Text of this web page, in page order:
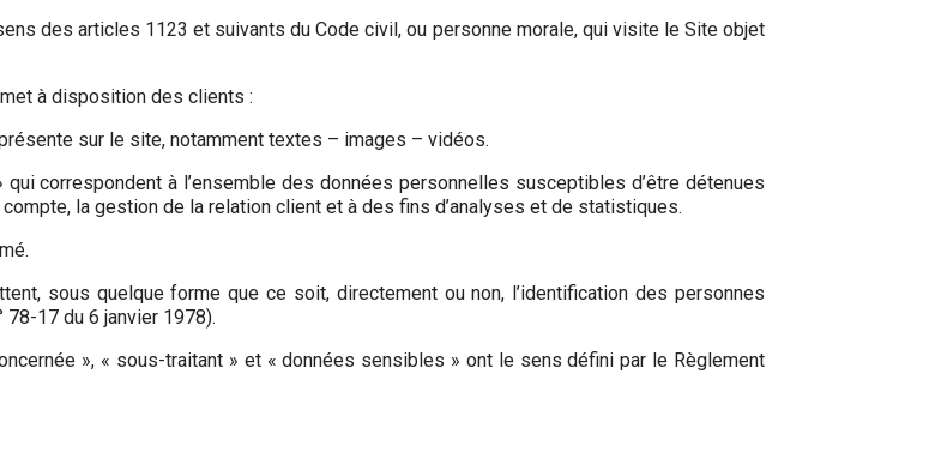
des articles 1123 et suivants du Code civil, ou personne morale, qui visite le Site objet
à disposition des clients :
sur le site, notamment textes – images – vidéos.
correspondent à l’ensemble des données personnelles susceptibles d’être détenues
la gestion de la relation client et à des fins d’analyses et de statistiques.
sous quelque forme que ce soit, directement ou non, l’identification des personnes
17 du 6 janvier 1978).
», « sous-traitant » et « données sensibles » ont le sens défini par le Règlement